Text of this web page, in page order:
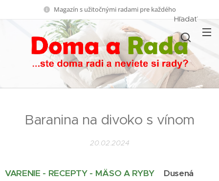
Magazín s užitočnými radami pre každého
Hľadať
Baranina na divoko s vínom
20.02.2024
VARENIE - RECEPTY - MÄSO A RYBY
Dusená